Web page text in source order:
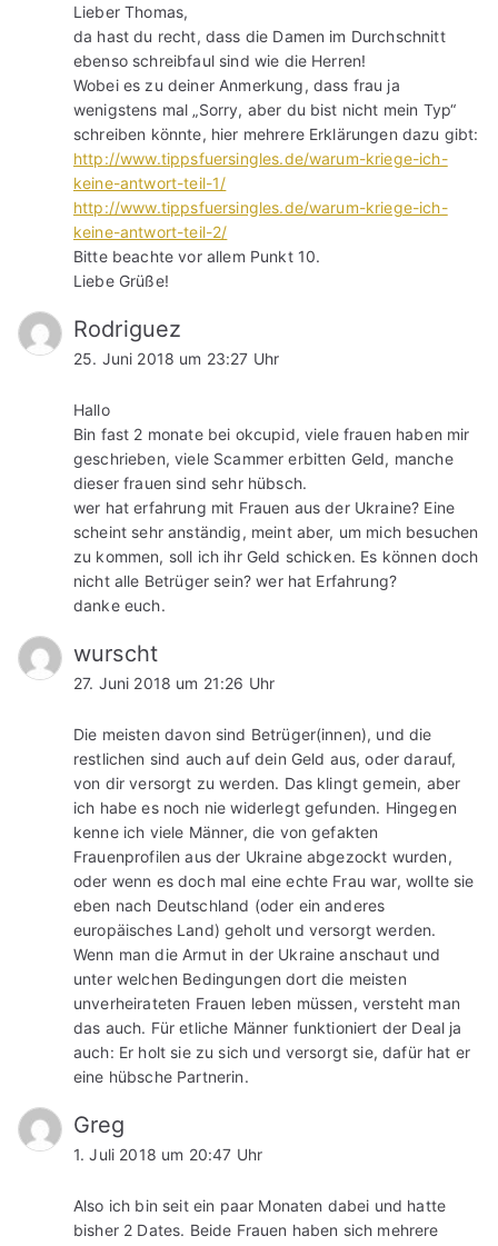
Lieber Thomas,
da hast du recht, dass die Damen im Durchschnitt
ebenso schreibfaul sind wie die Herren!
Wobei es zu deiner Anmerkung, dass frau ja
wenigstens mal „Sorry, aber du bist nicht mein Typ“
schreiben könnte, hier mehrere Erklärungen dazu gibt:
http://www.tippsfuersingles.de/warum-kriege-ich-
keine-antwort-teil-1/
http://www.tippsfuersingles.de/warum-kriege-ich-
keine-antwort-teil-2/
Bitte beachte vor allem Punkt 10.
Liebe Grüße!
Rodriguez
25. Juni 2018 um 23:27 Uhr
Hallo
Bin fast 2 monate bei okcupid, viele frauen haben mir
geschrieben, viele Scammer erbitten Geld, manche
dieser frauen sind sehr hübsch.
wer hat erfahrung mit Frauen aus der Ukraine? Eine
scheint sehr anständig, meint aber, um mich besuchen
zu kommen, soll ich ihr Geld schicken. Es können doch
nicht alle Betrüger sein? wer hat Erfahrung?
danke euch.
wurscht
27. Juni 2018 um 21:26 Uhr
Die meisten davon sind Betrüger(innen), und die
restlichen sind auch auf dein Geld aus, oder darauf,
von dir versorgt zu werden. Das klingt gemein, aber
ich habe es noch nie widerlegt gefunden. Hingegen
kenne ich viele Männer, die von gefakten
Frauenprofilen aus der Ukraine abgezockt wurden,
oder wenn es doch mal eine echte Frau war, wollte sie
eben nach Deutschland (oder ein anderes
europäisches Land) geholt und versorgt werden.
Wenn man die Armut in der Ukraine anschaut und
unter welchen Bedingungen dort die meisten
unverheirateten Frauen leben müssen, versteht man
das auch. Für etliche Männer funktioniert der Deal ja
auch: Er holt sie zu sich und versorgt sie, dafür hat er
eine hübsche Partnerin.
Greg
1. Juli 2018 um 20:47 Uhr
Also ich bin seit ein paar Monaten dabei und hatte
bisher 2 Dates. Beide Frauen haben sich mehrere